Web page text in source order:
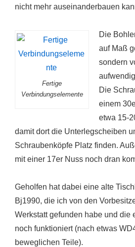
nicht mehr auseinanderbauen
Fertige
Verbindungselemente
Die
auf Maß
sondern
Die
einem
etwa 15-
damit dort die Unterlegscheiben
Schraubenköpfe Platz finden.
mit einer 17er Nuss noch dran
Geholfen hat dabei eine alte
Bj1990, die ich von den
Werkstatt gefunden habe und die
noch funktioniert (nach etwas
beweglichen Teile).